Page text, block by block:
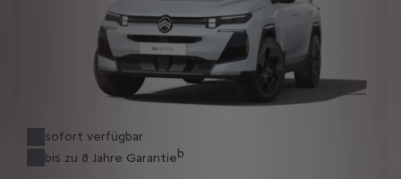
sofort verfügbar
bis zu 8 Jahre Garantieb